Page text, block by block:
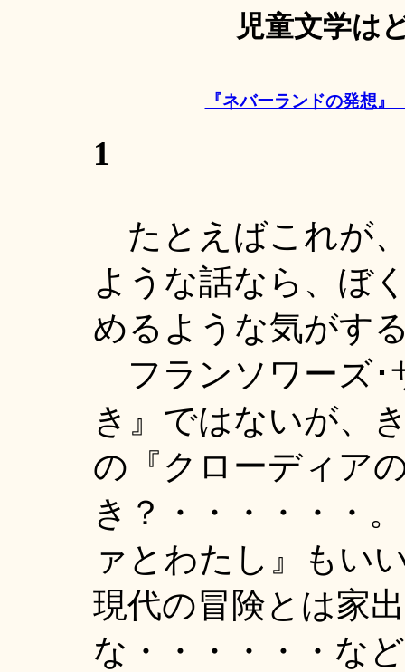
児童文学は
『ネバーランドの発想
1
たとえばこれが
ような話なら、ぼ
めるような気がす
フランソワーズ･
き』ではないが、
の『クローディア
き？・・・・・・
ァとわたし』もい
現代の冒険とは家
な・・・・・・な